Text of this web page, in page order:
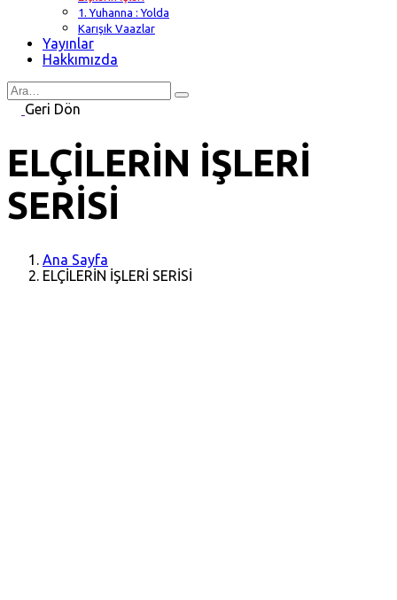
1. Yuhanna : Yolda
Karışık Vaazlar
Yayınlar
Hakkımızda
Search
forGeri Dön
ELÇİLERİN İŞLERİ
SERİSİ
Ana Sayfa
ELÇİLERİN İŞLERİ SERİSİ